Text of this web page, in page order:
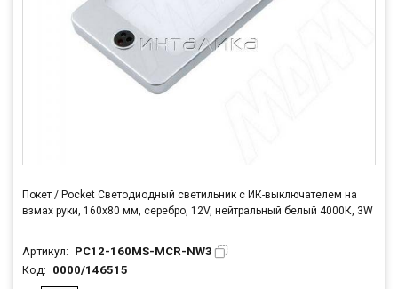
Покет / Pocket Светодиодный светильник с ИК-выключателем на
взмах руки, 160x80 мм, серебро, 12V, нейтральный белый 4000К, 3W
Артикул: PC12-160MS-MCR-NW3
Код: 0000/146515